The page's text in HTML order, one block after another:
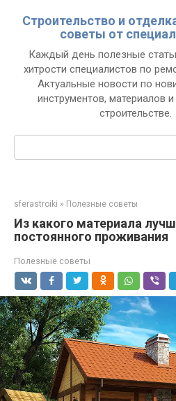
Строительство и
советы от
Каждый день полезные
хитрости специалистов по
Актуальные новости по
инструментов, материалов
строительстве.
sferastroiki » Полезные советы
Из какого материала
постоянного проживания
Полезные советы